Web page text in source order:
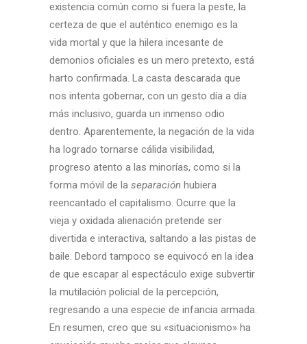
existencia común como si fuera la peste, la
certeza de que el auténtico enemigo es la
vida mortal y que la hilera incesante de
demonios oficiales es un mero pretexto, está
harto confirmada. La casta descarada que
nos intenta gobernar, con un gesto día a día
más inclusivo, guarda un inmenso odio
dentro. Aparentemente, la negación de la vida
ha logrado tornarse cálida visibilidad,
progreso atento a las minorías, como si la
forma móvil de la separación hubiera
reencantado el capitalismo. Ocurre que la
vieja y oxidada alienación pretende ser
divertida e interactiva, saltando a las pistas de
baile. Debord tampoco se equivocó en la idea
de que escapar al espectáculo exige subvertir
la mutilación policial de la percepción,
regresando a una especie de infancia armada.
En resumen, creo que su «situacionismo» ha